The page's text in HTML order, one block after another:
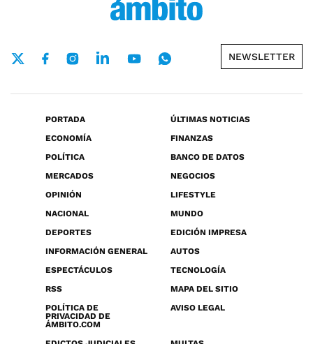
NEWSLETTER
PORTADA
ÚLTIMAS NOTICIAS
ECONOMÍA
FINANZAS
POLÍTICA
BANCO DE DATOS
MERCADOS
NEGOCIOS
OPINIÓN
LIFESTYLE
NACIONAL
MUNDO
DEPORTES
EDICIÓN IMPRESA
INFORMACIÓN GENERAL
AUTOS
ESPECTÁCULOS
TECNOLOGÍA
RSS
MAPA DEL SITIO
POLÍTICA DE
PRIVACIDAD DE
ÁMBITO.COM
AVISO LEGAL